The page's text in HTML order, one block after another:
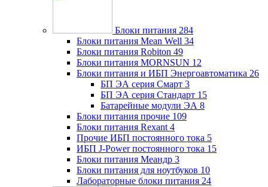
Блоки питания 284
Блоки питания Mean Well 34
Блоки питания Robiton 49
Блоки питания MORNSUN 12
Блоки питания и ИБП Энергоавтоматика 26
БП ЭА серия Смарт 3
БП ЭА серия Стандарт 15
Батарейные модули ЭА 8
Блоки питания прочие 109
Блоки питания Rexant 4
Прочие ИБП постоянного тока 5
ИБП J-Power постоянного тока 15
Блоки питания Меандр 3
Блоки питания для ноутбуков 10
Лабораторные блоки питания 24